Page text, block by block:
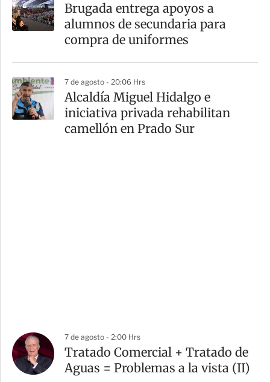
Brugada entrega apoyos a
alumnos de secundaria para
compra de uniformes
7 de agosto - 20:06 Hrs
Alcaldía Miguel Hidalgo e
iniciativa privada rehabilitan
camellón en Prado Sur
7 de agosto - 2:00 Hrs
Tratado Comercial + Tratado de
Aguas = Problemas a la vista (II)